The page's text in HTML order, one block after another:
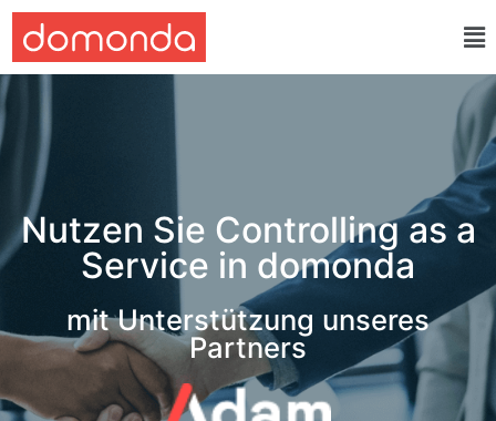
Nutzen Sie Controlling as a
Service in domonda
mit Unterstützung unseres
Partners